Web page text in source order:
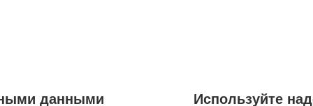
данными Используйте